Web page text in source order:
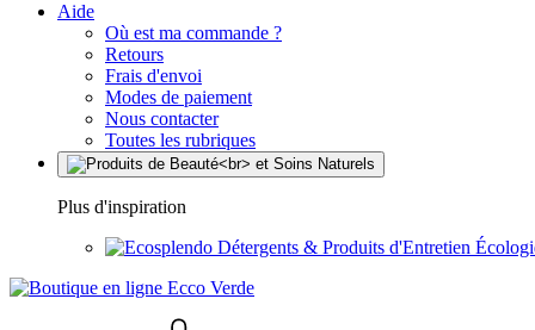
Aide
Où est ma commande ?
Retours
Frais d'envoi
Modes de paiement
Nous contacter
Toutes les rubriques
Plus d'inspiration
Détergents & Produits d'Entretien